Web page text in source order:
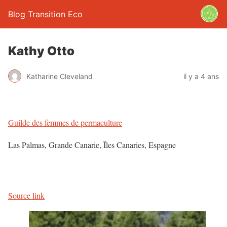
Blog Transition Eco
Kathy Otto
Katharine Cleveland il y a 4 ans
Guilde des femmes de permaculture
Las Palmas, Grande Canarie, Îles Canaries, Espagne
Source link